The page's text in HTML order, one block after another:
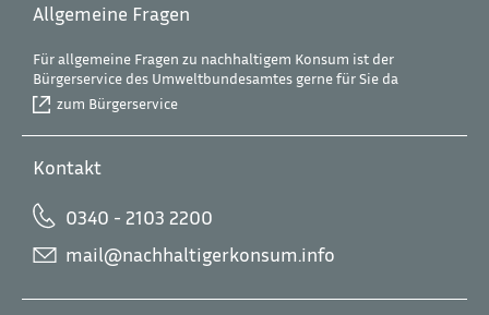
Allgemeine Fragen
Für allgemeine Fragen zu nachhaltigem Konsum ist der
Bürgerservice des Umweltbundesamtes gerne für Sie da
zum Bürgerservice
Kontakt
0340 - 2103 2200
mail@nachhaltigerkonsum.info